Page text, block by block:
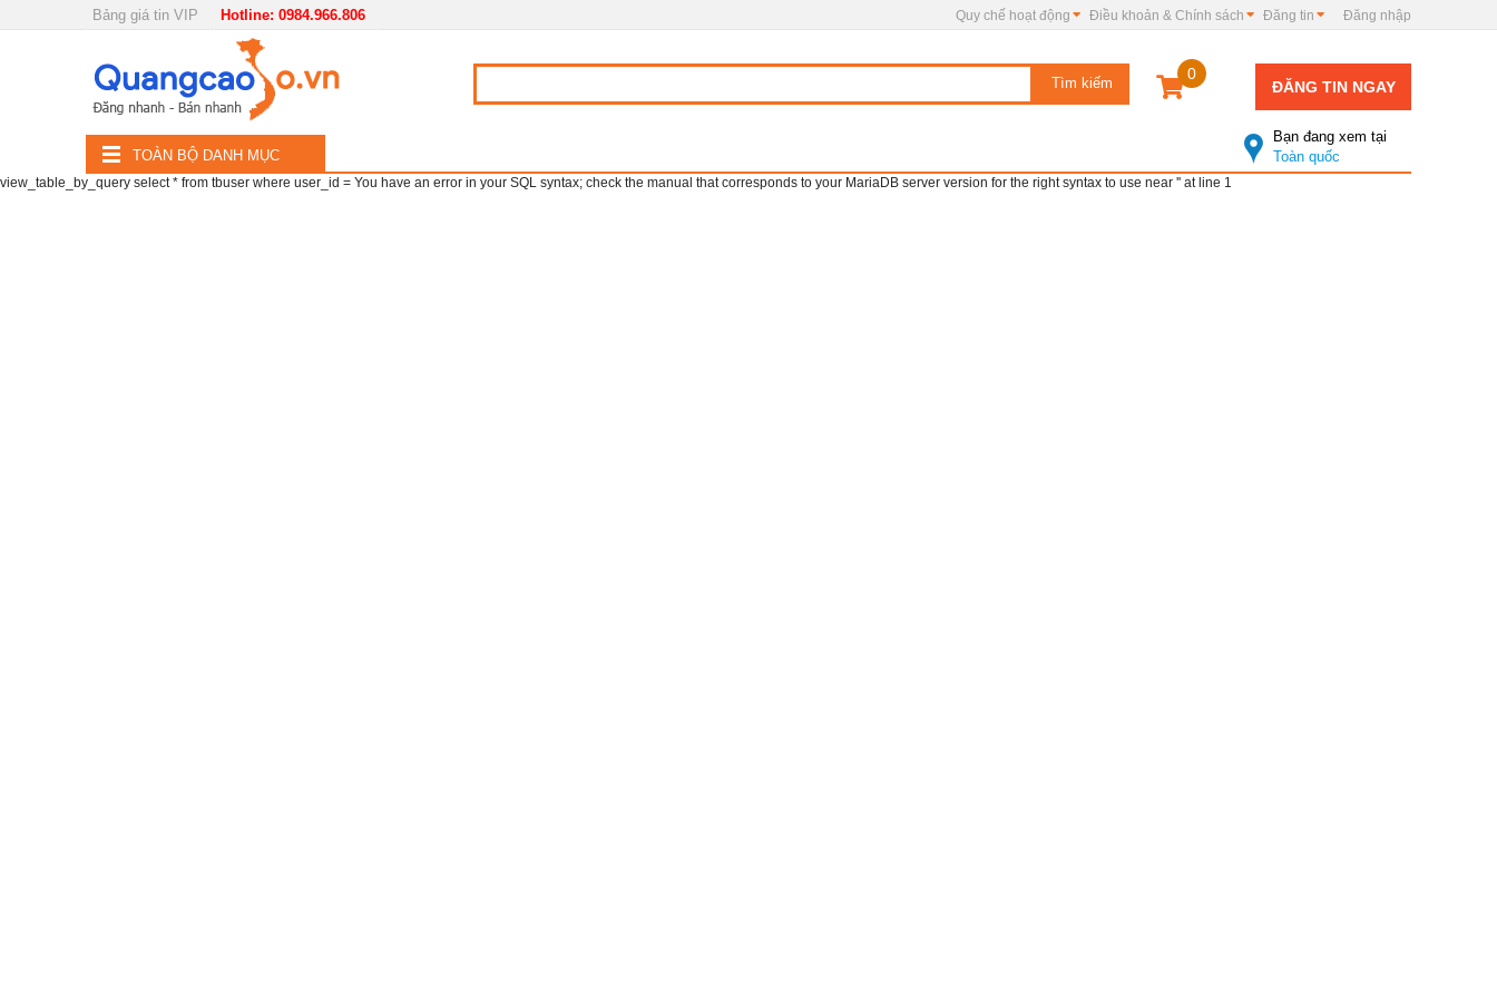
Bảng giá tin VIP Hotline: 0984.966.806 Đăng nhập
Đăng tin
Điều khoản & Chính sách
Quy chế hoạt động
0
ĐĂNG TIN NGAY
Bạn đang xem tại
Toàn quốc
DANH
Nội, ngoại thất
Đồ gia dụng
Điện thoại, Viễn thông
Nhà và Đất
TOÀN BỘ DANH MỤC
view_table_by_query select * from tbuser where user_id = You have an error in your SQL syntax; check the manual that corresponds to your MariaDB server version for the right syntax to use near '' at line 1